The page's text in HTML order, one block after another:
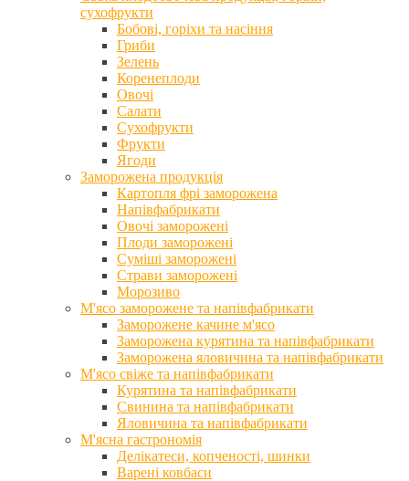
сухофрукти
Бобові, горіхи та насіння
Гриби
Зелень
Коренеплоди
Овочі
Салати
Сухофрукти
Фрукти
Ягоди
Заморожена продукція
Картопля фрі заморожена
Напівфабрикати
Овочі заморожені
Плоди заморожені
Суміші заморожені
Страви заморожені
Морозиво
М'ясо заморожене та напівфабрикати
Заморожене качине м'ясо
Заморожена курятина та напівфабрикати
Заморожена яловичина та напівфабрикати
М'ясо свіже та напівфабрикати
Курятина та напівфабрикати
Свинина та напівфабрикати
Яловичина та напівфабрикати
М'ясна гастрономія
Делікатеси, копченості, шинки
Варені ковбаси